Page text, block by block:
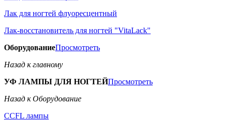
Лак для ногтей флуоресцентный
Лак-восстановитель для ногтей "VitaLack"
ОборудованиеПросмотреть
Назад к главному
УФ ЛАМПЫ ДЛЯ НОГТЕЙПросмотреть
Назад к Оборудование
CCFL лампы